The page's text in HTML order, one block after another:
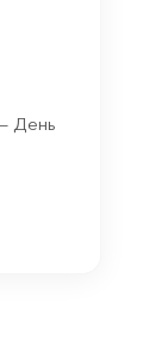
День